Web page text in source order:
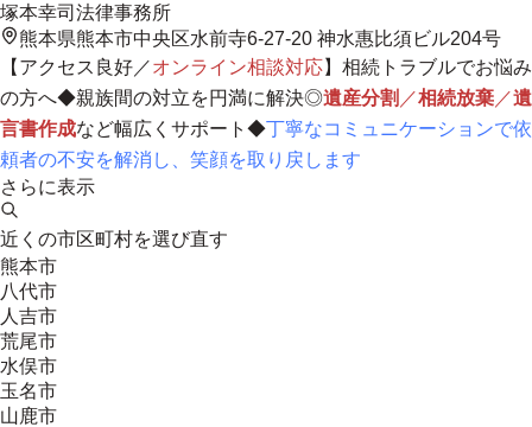
塚本幸司法律事務所
熊本県熊本市中央区水前寺6-27-20 神水惠比須ビル204号
【アクセス良好／オンライン相談対応】相続トラブルでお悩み
の方へ◆親族間の対立を円満に解決◎遺産分割 ／相続放棄 ／遺
言書作成など幅広くサポート◆丁寧なコミュニケーションで依
頼者の不安を解消し、笑顔を取り戻します
さらに表示
近くの市区町村を選び直す
熊本市
八代市
人吉市
荒尾市
水俣市
玉名市
山鹿市